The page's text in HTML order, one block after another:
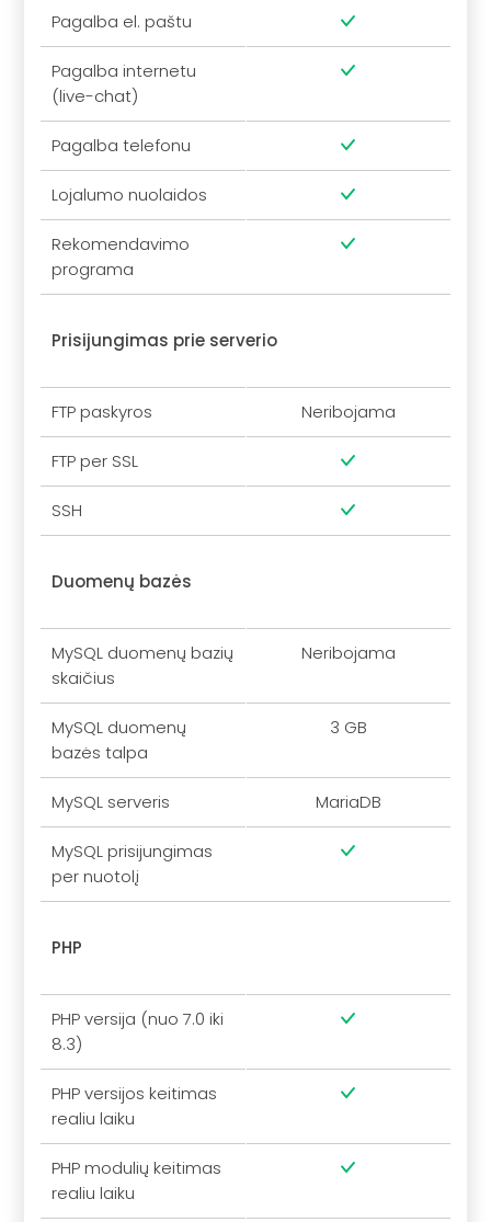
Pagalba el. paštu
Pagalba internetu
(live-chat)
Pagalba telefonu
Lojalumo nuolaidos
Rekomendavimo
programa
Prisijungimas prie serverio
FTP paskyros Neribojama
FTP per SSL
SSH
Duomenų bazės
MySQL duomenų bazių
skaičius
Neribojama
MySQL duomenų
bazės talpa
3 GB
MySQL serveris MariaDB
MySQL prisijungimas
per nuotolį
PHP
PHP versija (nuo 7.0 iki
8.3)
PHP versijos keitimas
realiu laiku
PHP modulių keitimas
realiu laiku